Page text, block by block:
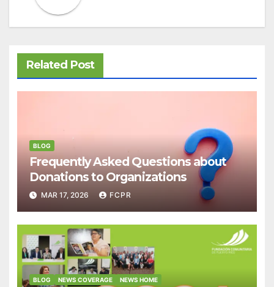
Related Post
BLOG
Frequently Asked Questions about
Donations to Organizations
MAR 17, 2026 FCPR
BLOG NEWS COVERAGE NEWS HOME